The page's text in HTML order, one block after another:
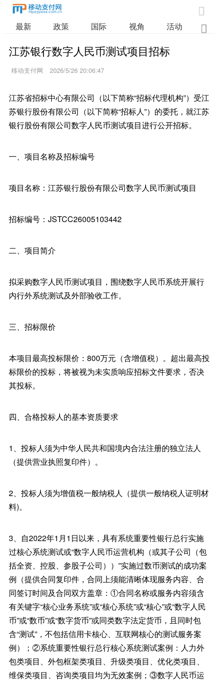

最新 政策 国际 视角 活动 业

江苏银行数字人民币测试项目招标
移动支付网 2026/5/26 20:06:47
江苏省招标中心有限公司（以下简称“招标代理机构”）受江
苏银行股份有限公司（以下简称“招标人”）的委托，就江苏
银行股份有限公司数字人民币测试项目进行公开招标。
一、项目名称及招标编号
项目名称：江苏银行股份有限公司数字人民币测试项目
招标编号：JSTCC26005103442
二、项目简介
拟采购数字人民币测试项目，围绕数字人民币系统开展行
内行外系统测试及外部验收工作。
三、招标限价
本项目最高投标限价：800万元（含增值税）。超出最高投
标限价的投标，将被视为未实质响应招标文件要求，否决
其投标。
四、合格投标人的基本资质要求
1、投标人须为中华人民共和国境内合法注册的独立法人
（提供营业执照复印件）。
2、投标人须为增值税一般纳税人（提供一般纳税人证明材
料)。
3、自2022年1月1日以来，具有系统重要性银行总行实施
过核心系统测试或“数字人民币运营机构（或其子公司（包
括全资、控股、参股子公司））”实施过数币测试的成功案
例（提供合同复印件，合同上须能清晰体现服务内容、合
同签订时间及合同双方盖章：①合同名称或服务内容须含
有关键字“核心业务系统”或“核心系统”或“核心”或“数字人民
币”或“数币”或“数字货币”或同类数字法定货币，且同时包
含“测试”，不包括信用卡核心、互联网核心的测试服务案
例）；②系统重要性银行总行核心系统测试案例：人力外
包类项目、外包框架类项目、升级类项目、优化类项目、
维保类项目、咨询类项目均为无效案例；③数字人民币运